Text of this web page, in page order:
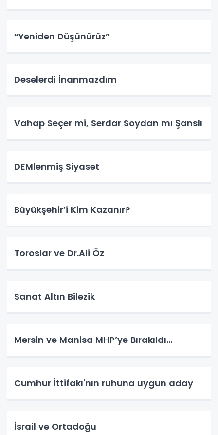
“Yeniden Düşünürüz”
Deselerdi İnanmazdım
Vahap Seçer mi, Serdar Soydan mı Şanslı
DEMlenmiş Siyaset
Büyükşehir’i Kim Kazanır?
Toroslar ve Dr.Ali Öz
Sanat Altın Bilezik
Mersin ve Manisa MHP’ye Bırakıldı…
Cumhur İttifakı'nın ruhuna uygun aday
İsrail ve Ortadoğu